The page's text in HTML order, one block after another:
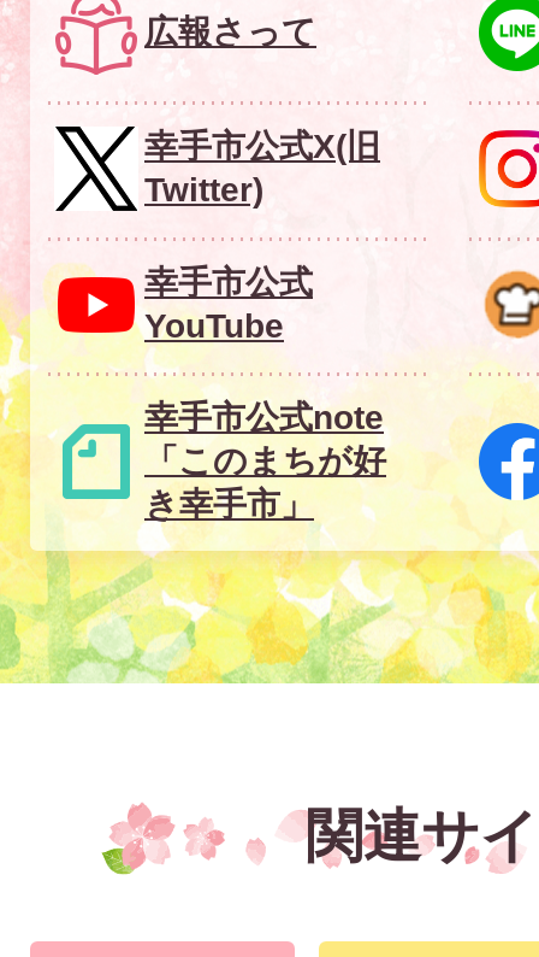
あ
る。
幸
市
が
白
く
塗
り
ぶ
さ
れ
て
広報さって
幸手市公式X(旧
Twitter)
幸手市公式
YouTube
幸手市公式note
「このまちが好
き幸手市」
関連サ